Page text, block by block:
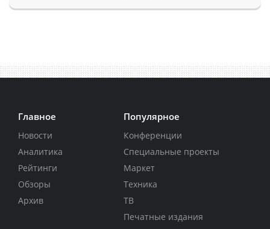
Главное
Новости
Аналитика
Рейтинги
Обзоры
Архив
Популярное
Конференции
Специальные проекты
Маркет
Техника
ТВ
Печатные издания